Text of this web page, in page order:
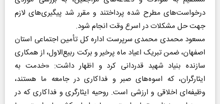
درخواست‌های مطرح شده پرداختند و مقرر شد پیگیری‌های لازم
جهت حل مشکلات در اسرع وقت انجام شود.
مسعود محمدی محمدی سرپرست اداره کل تأمین اجتماعی استان
اصفهان، ضمن تبریک اعیاد ماه پرخیر و برکت ربیع‌الاول، از همکاری
سازنده بنیاد شهید قدردانی کرد و اظهار داشت: «خدمت به
ایثارگران، که اسوه‌های صبر و فداکاری در جامعه ما هستند،
وظیفه‌ای اخلاقی و ارزشی است. روحیه ایثارگری و فداکاری که در